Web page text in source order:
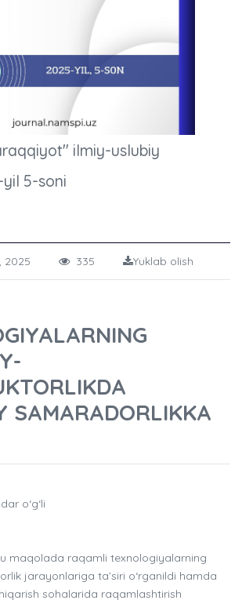
ilmiy-uslubiy
5-soni
2025 335 Yuklab olish
SAMARADORLIKKA
o‘g‘li
maqolada raqamli texnologiyalarning
jarayonlariga ta’siri o‘rganildi hamda
sohalarida raqamlashtirish